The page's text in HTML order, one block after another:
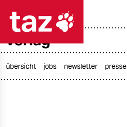
taz zahl ich
verlag
übersicht jobs newsletter presse